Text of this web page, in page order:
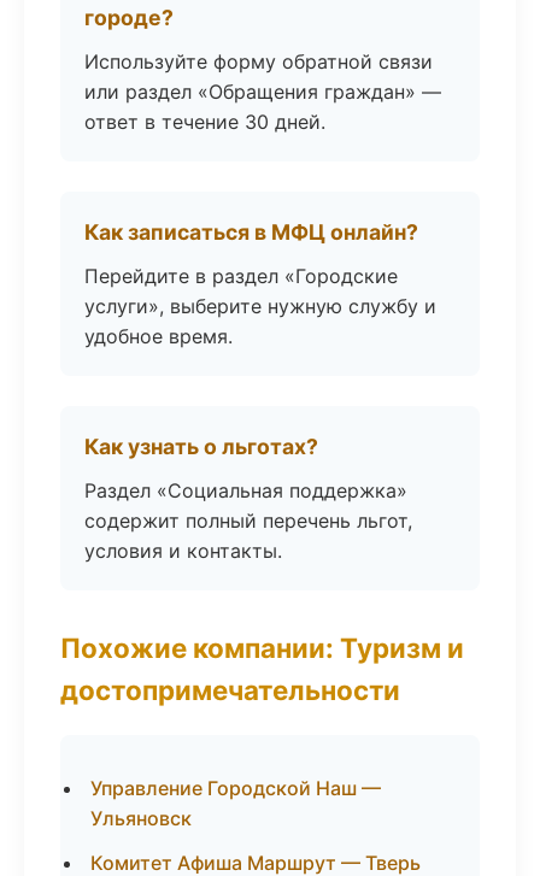
городе?
Используйте форму обратной связи
или раздел «Обращения граждан» —
ответ в течение 30 дней.
Как записаться в МФЦ онлайн?
Перейдите в раздел «Городские
услуги», выберите нужную службу и
удобное время.
Как узнать о льготах?
Раздел «Социальная поддержка»
содержит полный перечень льгот,
условия и контакты.
Похожие компании: Туризм и
достопримечательности
Управление Городской Наш —
Ульяновск
Комитет Афиша Маршрут — Тверь